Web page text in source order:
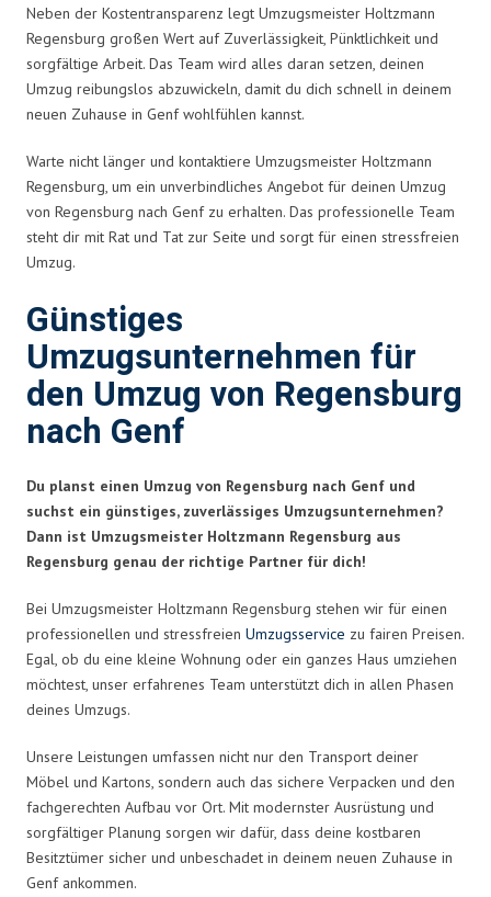
Neben der Kostentransparenz legt Umzugsmeister Holtzmann
Regensburg großen Wert auf Zuverlässigkeit, Pünktlichkeit und
sorgfältige Arbeit. Das Team wird alles daran setzen, deinen
Umzug reibungslos abzuwickeln, damit du dich schnell in deinem
neuen Zuhause in Genf wohlfühlen kannst.
Warte nicht länger und kontaktiere Umzugsmeister Holtzmann
Regensburg, um ein unverbindliches Angebot für deinen Umzug
von Regensburg nach Genf zu erhalten. Das professionelle Team
steht dir mit Rat und Tat zur Seite und sorgt für einen stressfreien
Umzug.
Günstiges
Umzugsunternehmen für
den Umzug von Regensburg
nach Genf
Du planst einen Umzug von Regensburg nach Genf und
suchst ein günstiges, zuverlässiges Umzugsunternehmen?
Dann ist Umzugsmeister Holtzmann Regensburg aus
Regensburg genau der richtige Partner für dich!
Bei Umzugsmeister Holtzmann Regensburg stehen wir für einen
professionellen und stressfreien Umzugsservice zu fairen Preisen.
Egal, ob du eine kleine Wohnung oder ein ganzes Haus umziehen
möchtest, unser erfahrenes Team unterstützt dich in allen Phasen
deines Umzugs.
Unsere Leistungen umfassen nicht nur den Transport deiner
Möbel und Kartons, sondern auch das sichere Verpacken und den
fachgerechten Aufbau vor Ort. Mit modernster Ausrüstung und
sorgfältiger Planung sorgen wir dafür, dass deine kostbaren
Besitztümer sicher und unbeschadet in deinem neuen Zuhause in
Genf ankommen.